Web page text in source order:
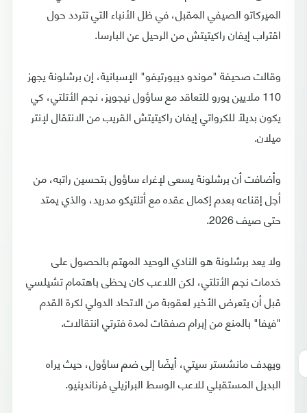
الميركاتو الصيفي المقبل، في ظل الأنباء التي تتردد حول
اقتراب إيفان راكيتيتش من الرحيل عن البارسا.
وقالت صحيفة "موندو ديبورتيفو" الإسبانية، إن برشلونة يجهز
110 ملايين يورو للتعاقد مع ساؤول نيجويز، نجم الأتلتي، كي
يكون بديلًا للكرواتي إيفان راكيتيتش القريب من الانتقال لإنتر
ميلان.
وأضافت أن برشلونة يسعى لإغراء ساؤول بتحسين راتبه، من
أجل إقناعه بعدم إكمال عقده مع أتلتيكو مدريد، والذي يمتد
حتى صيف 2026.
ولا يعد برشلونة هو النادي الوحيد المهتم بالحصول على
خدمات نجم الأتلتي، لكن اللاعب كان يحظى باهتمام تشيلسي
قبل أن يتعرض الأخير لعقوبة من الاتحاد الدولي لكرة القدم
"فيفا" بالمنع من إبرام صفقات لمدة فترتي انتقالات.
ويهدف مانشستر سيتي، أيضًا إلى ضم ساؤول، حيث يراه
البديل المستقبلي للاعب الوسط البرازيلي فرناندينيو.